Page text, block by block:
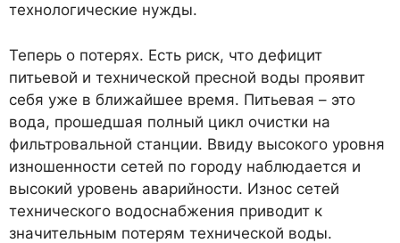
технологические нужды.
Теперь о потерях. Есть риск, что дефицит
питьевой и технической пресной воды проявит
себя уже в ближайшее время. Питьевая – это
вода, прошедшая полный цикл очистки на
фильтровальной станции. Ввиду высокого уровня
изношенности сетей по городу наблюдается и
высокий уровень аварийности. Износ сетей
технического водоснабжения приводит к
значительным потерям технической воды.